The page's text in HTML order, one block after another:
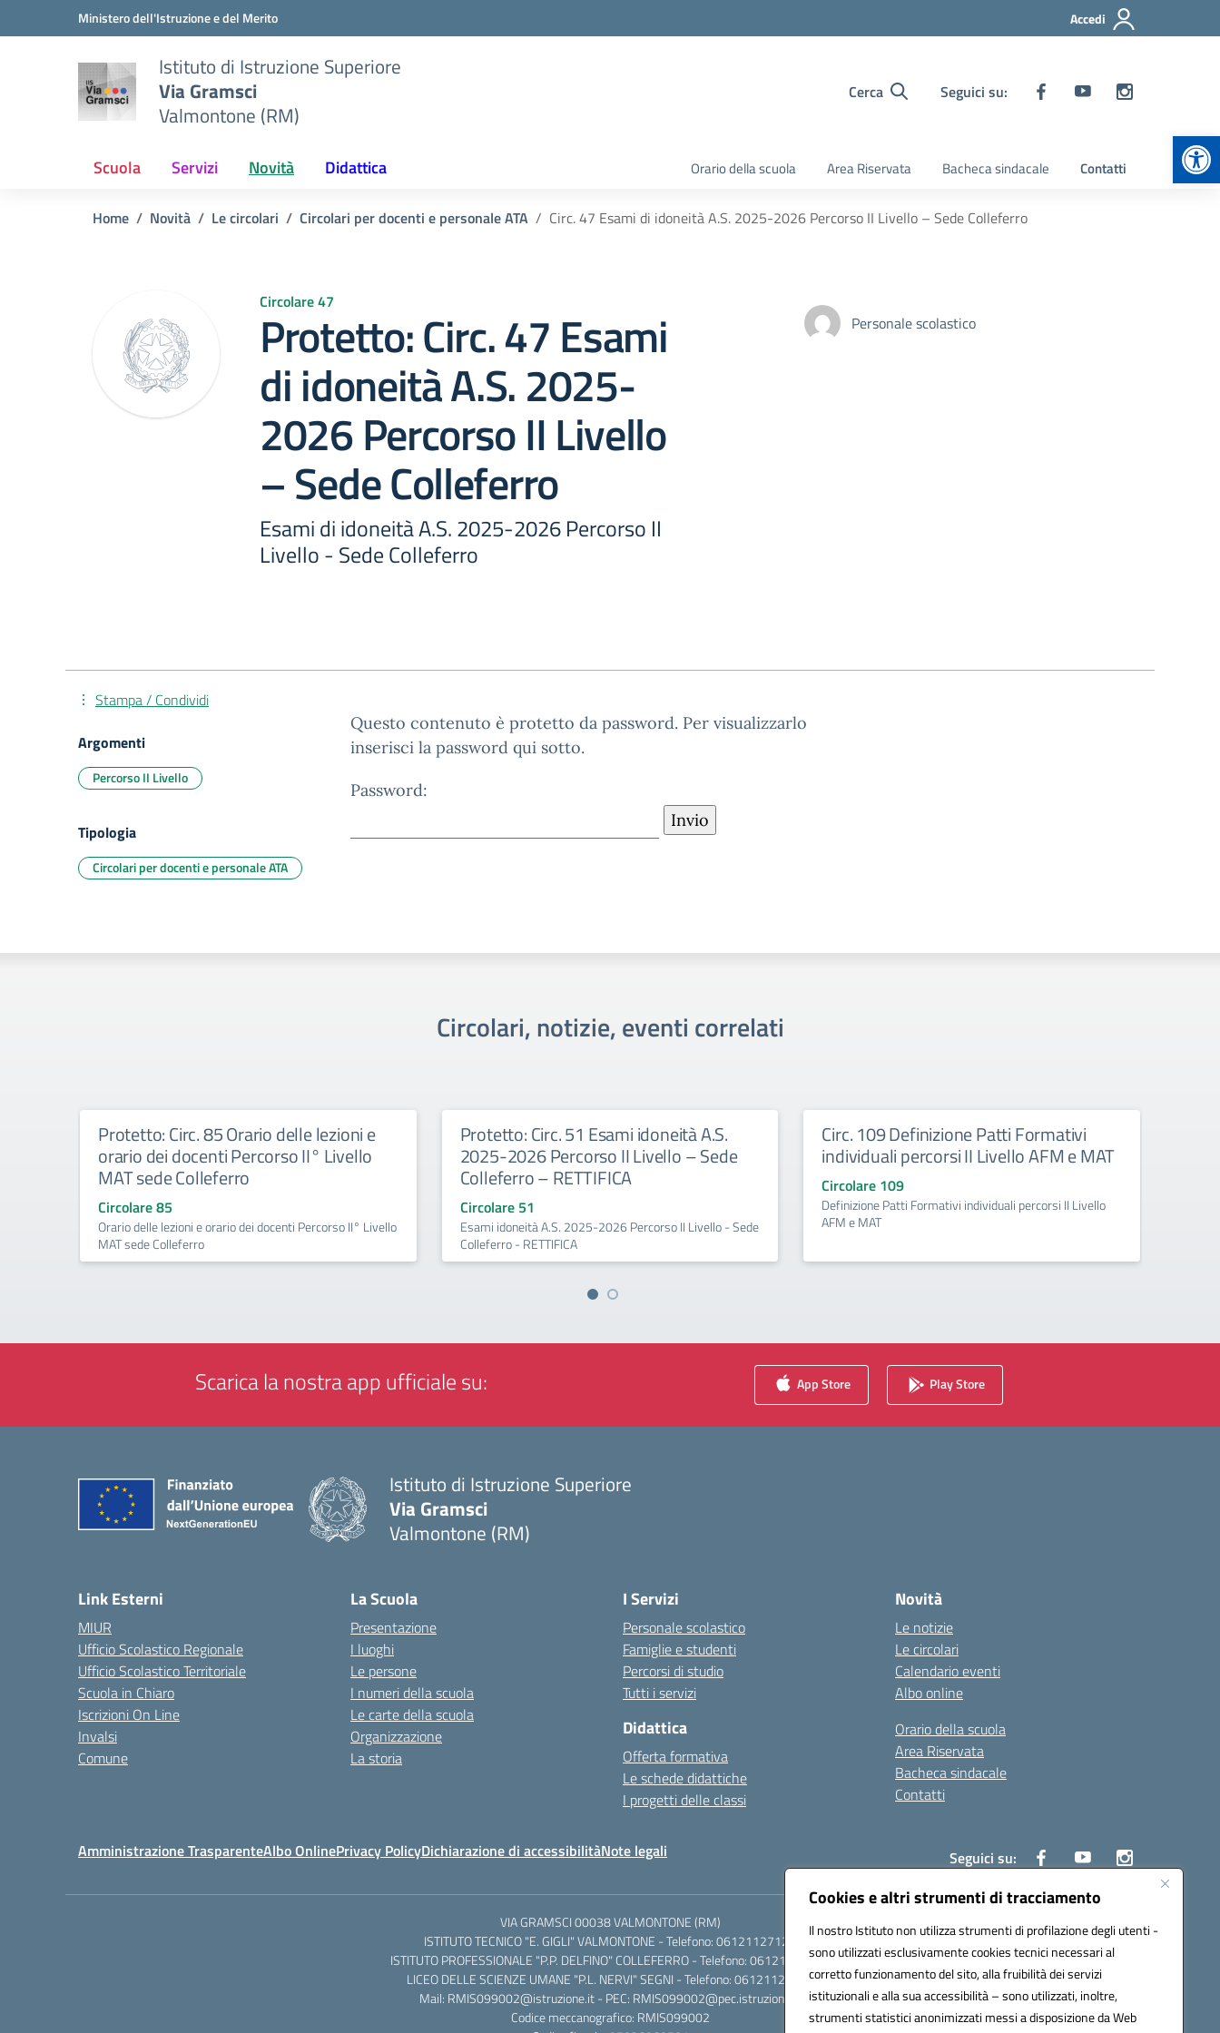
Cookies e altri strumenti di tracciamento
Il nostro Istituto non utilizza strumenti di profilazione degli utenti -
sono utilizzati esclusivamente cookies tecnici necessari al
corretto funzionamento del sito, alla fruibilità dei servizi
istituzionali e alla sua accessibilità – sono utilizzati, inoltre,
strumenti statistici anonimizzati messi a disposizione da Web
Vai ai contenuti
Vai al menu di navigazioneMinistero dell'Istruzione e del Merito Accedi
Istituto di Istruzione Superiore
Via Gramsci
Valmontone (RM)
Cerca Seguici su:
Scuola Servizi Novità Didattica Orario della scuola Area Riservata Bacheca sindacale Contatti
Home Novità Le circolari Circolari per docenti e personale ATA Circ. 47 Esami di idoneità A.S. 2025-2026 Percorso II Livello – Sede Colleferro
Circolare 47
Protetto: Circ. 47 Esami
di idoneità A.S. 2025-
2026 Percorso II Livello
– Sede Colleferro
Esami di idoneità A.S. 2025-2026 Percorso II
Livello - Sede Colleferro
Personale scolastico
Questo contenuto è protetto da password. Per visualizzarlo
inserisci la password qui sotto.
Password:
Stampa / Condividi
Argomenti
Percorso II Livello
Tipologia
Circolari per docenti e personale ATA
Circolari, notizie, eventi correlati
Protetto: Circ. 85 Orario delle lezioni e
orario dei docenti Percorso II° Livello
MAT sede Colleferro
Circolare 85
Orario delle lezioni e orario dei docenti Percorso II° Livello
MAT sede Colleferro
Protetto: Circ. 51 Esami idoneità A.S.
2025-2026 Percorso II Livello – Sede
Colleferro – RETTIFICA
Circolare 51
Esami idoneità A.S. 2025-2026 Percorso II Livello - Sede
Colleferro - RETTIFICA
Circ. 109 Definizione Patti Formativi
individuali percorsi II Livello AFM e MAT
Circolare 109
Definizione Patti Formativi individuali percorsi II Livello
AFM e MAT
Scarica la nostra app ufficiale su: App Store Play Store
Istituto di Istruzione Superiore
Via Gramsci
Valmontone (RM)
Link Esterni
MIUR
Ufficio Scolastico Regionale
Ufficio Scolastico Territoriale
Scuola in Chiaro
Iscrizioni On Line
Invalsi
Comune
La Scuola
Presentazione
I luoghi
Le persone
I numeri della scuola
Le carte della scuola
Organizzazione
La storia
I Servizi
Personale scolastico
Famiglie e studenti
Percorsi di studio
Tutti i servizi
Didattica
Offerta formativa
Le schede didattiche
I progetti delle classi
Novità
Le notizie
Le circolari
Calendario eventi
Albo online
Orario della scuola
Area Riservata
Bacheca sindacale
Contatti
Amministrazione TrasparenteAlbo OnlinePrivacy PolicyDichiarazione di accessibilitàNote legali Seguici su:
VIA GRAMSCI 00038 VALMONTONE (RM)
ISTITUTO TECNICO "E. GIGLI" VALMONTONE - Telefono: 06121127125
ISTITUTO PROFESSIONALE "P.P. DELFINO" COLLEFERRO - Telefono: 06121126825
LICEO DELLE SCIENZE UMANE "P.L. NERVI" SEGNI - Telefono: 06121126845
Mail: RMIS099002@istruzione.it - PEC: RMIS099002@pec.istruzione.it
Codice meccanografico: RMIS099002